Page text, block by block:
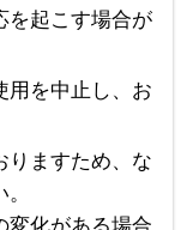
を起こす場合が
用を中止し、お
りますため、な